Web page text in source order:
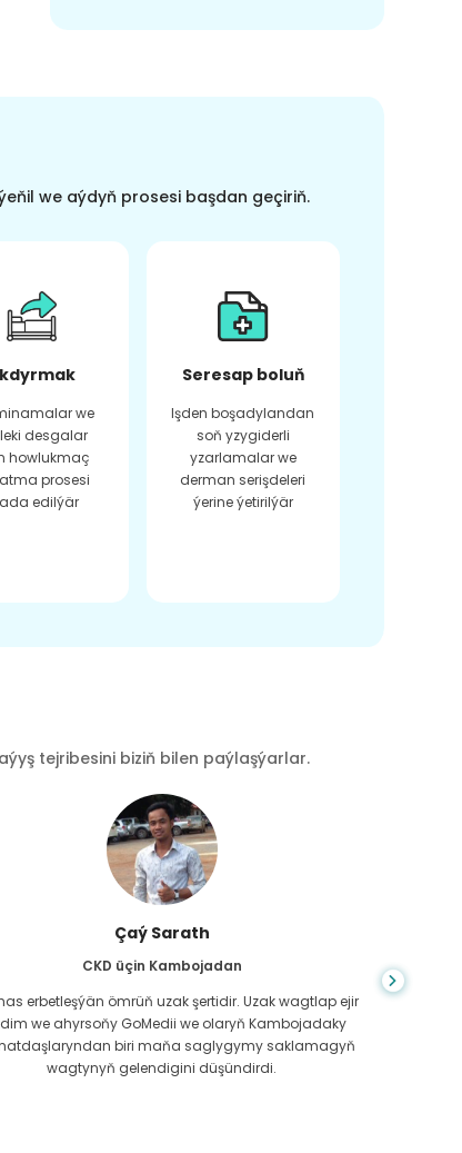
we aýdyň prosesi başdan geçiriň.
we
desgalar
howlukmaç
prosesi
edilýär
Seresap boluň
Işden boşadylandan
soň yzygiderli
yzarlamalar we
derman serişdeleri
ýerine ýetirilýär
tejribesini biziň bilen paýlaşýarlar.
Çaý Sarath
CKD üçin Kambojadan
erbetleşýän ömrüň uzak şertidir. Uzak wagtlap ejir
we ahyrsoňy GoMedii we olaryň Kambojadaky
biri maňa saglygymy saklamagyň
wagtynyň gelendigini düşündirdi.